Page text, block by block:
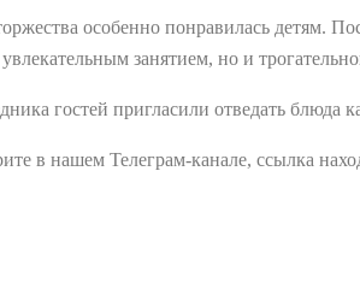
особенно понравилась детям.
увлекательным занятием, но и
гостей пригласили отведать блюда
в нашем Телеграм-канале, ссылка